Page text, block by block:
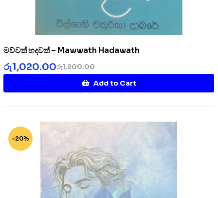
මව්වත් හදවත් – Mawwath Hadawath
රු1,200.00
රු1,020.00
Add to Cart
-20%